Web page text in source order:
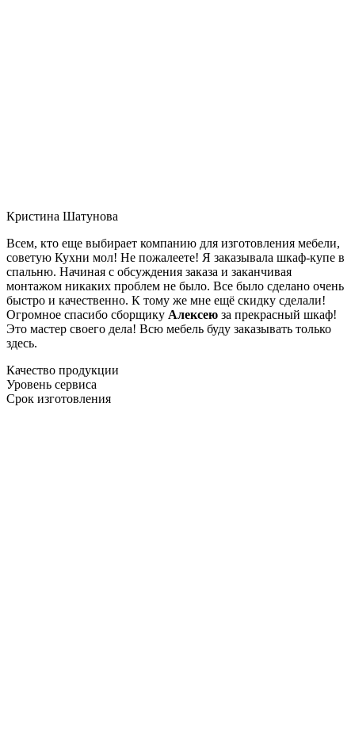
Кристина Шатунова
Всем, кто еще выбирает компанию для изготовления мебели,
советую Кухни мол! Не пожалеете! Я заказывала шкаф-купе в
спальню. Начиная с обсуждения заказа и заканчивая
монтажом никаких проблем не было. Все было сделано очень
быстро и качественно. К тому же мне ещё скидку сделали!
Огромное спасибо сборщику Алексею за прекрасный шкаф!
Это мастер своего дела! Всю мебель буду заказывать только
здесь.
Качество продукции
Уровень сервиса
Срок изготовления